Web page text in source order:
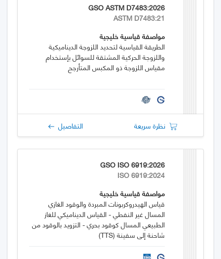
GSO ASTM D7483:2026
ASTM D7483:21
مواصفة قياسية خليجية
الطريقة القياسية لتحديد اللزوجة الديناميكية
واللزوجة الحركية المشتقة للسوائل بإستخدام
مقياس اللزوجة ذو المكبس المتأرجح
نظرة سريعة التفاصيل
GSO ISO 6919:2026
ISO 6919:2024
مواصفة قياسية خليجية
قياس الهيدروكربونات المبردة والوقود الغازي
المسال غير النفطي - القياس الديناميكي للغاز
الطبيعي المسال كوقود بحري - التزويد بالوقود من
شاحنة إلى سفينة (TTS)